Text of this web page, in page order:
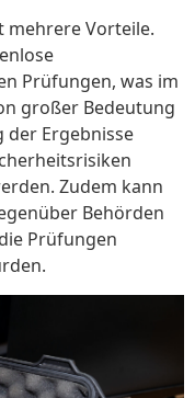
mehrere Vorteile.
Prüfungen, was im
großer Bedeutung
der Ergebnisse
Zudem kann
Behörden
Prüfungen